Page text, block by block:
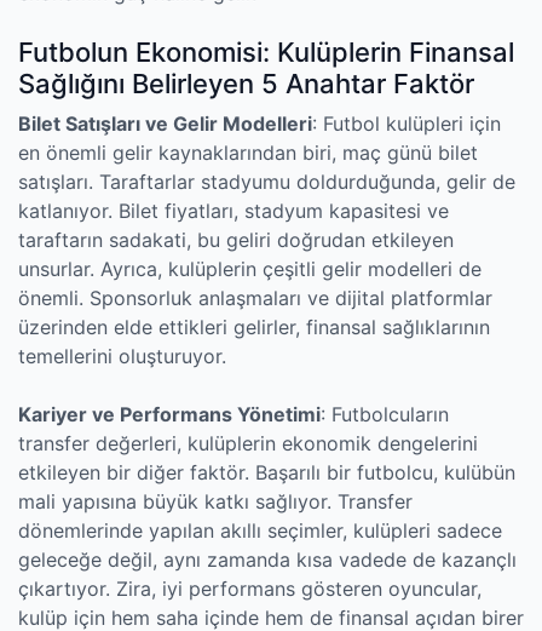
Futbolun Ekonomisi: Kulüplerin Finansal
Sağlığını Belirleyen 5 Anahtar Faktör
Bilet Satışları ve Gelir Modelleri: Futbol kulüpleri için
en önemli gelir kaynaklarından biri, maç günü bilet
satışları. Taraftarlar stadyumu doldurduğunda, gelir de
katlanıyor. Bilet fiyatları, stadyum kapasitesi ve
taraftarın sadakati, bu geliri doğrudan etkileyen
unsurlar. Ayrıca, kulüplerin çeşitli gelir modelleri de
önemli. Sponsorluk anlaşmaları ve dijital platformlar
üzerinden elde ettikleri gelirler, finansal sağlıklarının
temellerini oluşturuyor.
Kariyer ve Performans Yönetimi: Futbolcuların
transfer değerleri, kulüplerin ekonomik dengelerini
etkileyen bir diğer faktör. Başarılı bir futbolcu, kulübün
mali yapısına büyük katkı sağlıyor. Transfer
dönemlerinde yapılan akıllı seçimler, kulüpleri sadece
geleceğe değil, aynı zamanda kısa vadede de kazançlı
çıkartıyor. Zira, iyi performans gösteren oyuncular,
kulüp için hem saha içinde hem de finansal açıdan birer